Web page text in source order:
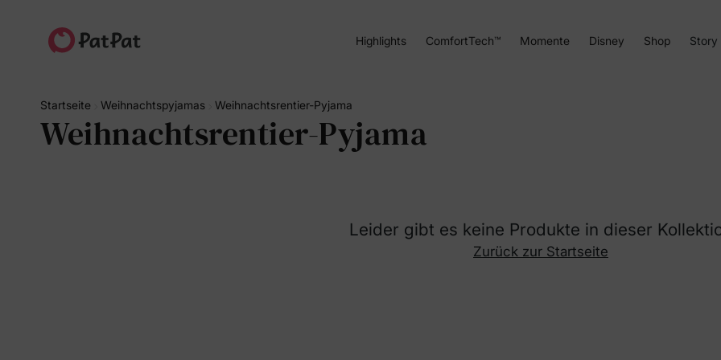
Highlights ComfortTech™ Momente Disney Shop Story
Startseite Weihnachtspyjamas Weihnachtsrentier-Pyjama
Weihnachtsrentier-Pyjama
Leider gibt es keine Produkte in dieser
Zurück zur Startseite